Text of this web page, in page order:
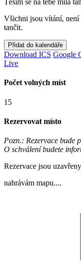
Těším se na tebe milá
Všichni jsou vítání, není
tančit.
Přidat do kalendáře
Download ICS Google
Live
Počet volných míst
15
Rezervovat místo
Pozn.: Rezervace bude
O schválení budete
Rezervace jsou
nahrávám mapu....